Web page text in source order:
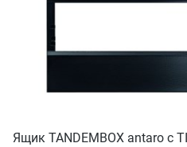
Ящик TANDEMBOX antaro с